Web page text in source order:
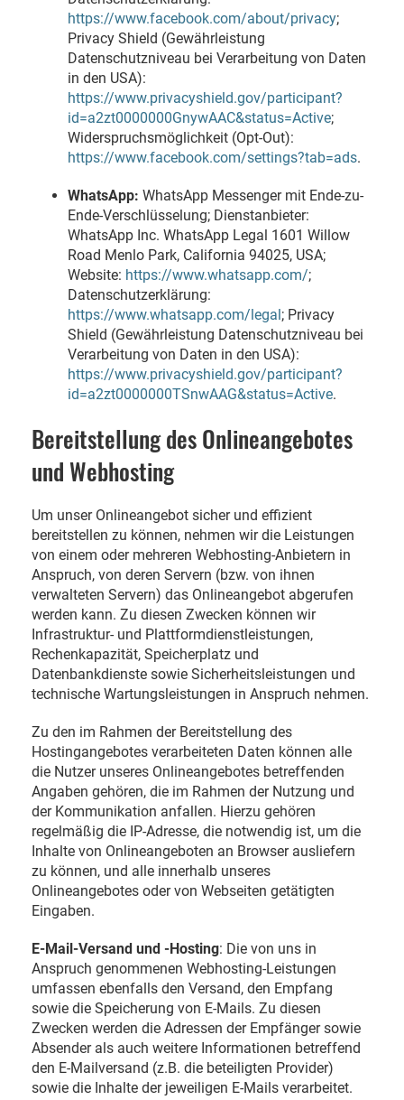
https://www.facebook.com/about/privacy;
Privacy Shield (Gewährleistung
Datenschutzniveau bei Verarbeitung von Daten
in den USA):
https://www.privacyshield.gov/participant?
id=a2zt0000000GnywAAC&status=Active;
Widerspruchsmöglichkeit (Opt-Out):
https://www.facebook.com/settings?tab=ads.
WhatsApp: WhatsApp Messenger mit Ende-zu-
Ende-Verschlüsselung; Dienstanbieter:
WhatsApp Inc. WhatsApp Legal 1601 Willow
Road Menlo Park, California 94025, USA;
Website: https://www.whatsapp.com/;
Datenschutzerklärung:
https://www.whatsapp.com/legal; Privacy
Shield (Gewährleistung Datenschutzniveau bei
Verarbeitung von Daten in den USA):
https://www.privacyshield.gov/participant?
id=a2zt0000000TSnwAAG&status=Active.
Bereitstellung des Onlineangebotes
und Webhosting
Um unser Onlineangebot sicher und effizient
bereitstellen zu können, nehmen wir die Leistungen
von einem oder mehreren Webhosting-Anbietern in
Anspruch, von deren Servern (bzw. von ihnen
verwalteten Servern) das Onlineangebot abgerufen
werden kann. Zu diesen Zwecken können wir
Infrastruktur- und Plattformdienstleistungen,
Rechenkapazität, Speicherplatz und
Datenbankdienste sowie Sicherheitsleistungen und
technische Wartungsleistungen in Anspruch nehmen.
Zu den im Rahmen der Bereitstellung des
Hostingangebotes verarbeiteten Daten können alle
die Nutzer unseres Onlineangebotes betreffenden
Angaben gehören, die im Rahmen der Nutzung und
der Kommunikation anfallen. Hierzu gehören
regelmäßig die IP-Adresse, die notwendig ist, um die
Inhalte von Onlineangeboten an Browser ausliefern
zu können, und alle innerhalb unseres
Onlineangebotes oder von Webseiten getätigten
Eingaben.
E-Mail-Versand und -Hosting: Die von uns in
Anspruch genommenen Webhosting-Leistungen
umfassen ebenfalls den Versand, den Empfang
sowie die Speicherung von E-Mails. Zu diesen
Zwecken werden die Adressen der Empfänger sowie
Absender als auch weitere Informationen betreffend
den E-Mailversand (z.B. die beteiligten Provider)
sowie die Inhalte der jeweiligen E-Mails verarbeitet.